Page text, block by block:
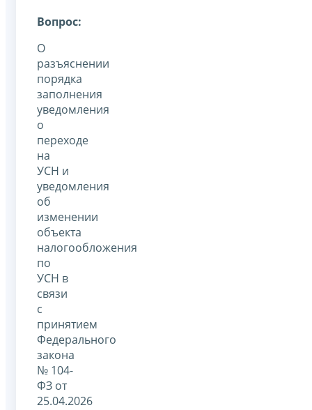
Вопрос:
О
разъяснении
порядка
заполнения
уведомления
о
переходе
на
УСН и
уведомления
об
изменении
объекта
налогообложения
по
УСН в
связи
с
принятием
Федерального
закона
№ 104-
ФЗ от
25.04.2026